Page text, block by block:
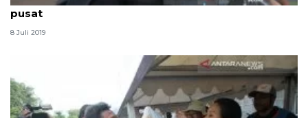
pusat
8 Juli 2019